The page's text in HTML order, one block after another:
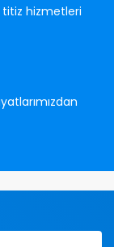
titiz hizmetleri